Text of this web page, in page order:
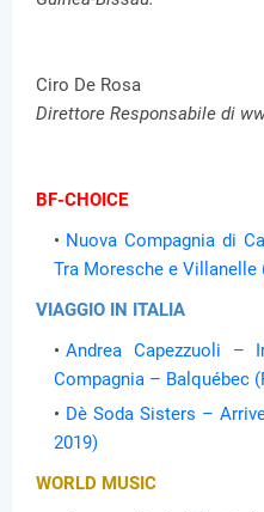
Ciro De Rosa
Direttore Responsabile di
BF-CHOICE
Nuova Compagnia di
Tra Moresche e Villanelle
VIAGGIO IN ITALIA
Andrea Capezzuoli –
Compagnia – Balquébec
Dè Soda Sisters –
2019)
WORLD MUSIC